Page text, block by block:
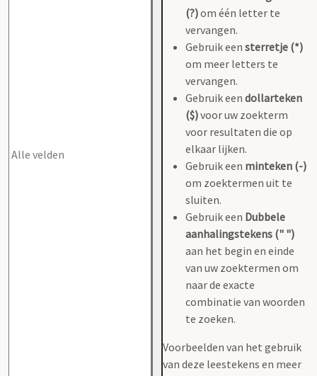
(?)om één letter te
vervangen.
Gebruik een sterretje (*)
om meer letters te
vervangen.
Gebruik een dollarteken
($)voor uw zoekterm
voor resultaten die op
elkaar lijken.
Gebruik een minteken (-)
om zoektermen uit te
sluiten.
Gebruik een Dubbele
aanhalingstekens (" ")
aan het begin en einde
van uw zoektermen om
naar de exacte
combinatie van woorden
te zoeken.
Voorbeelden van het gebruik
van deze leestekens en meer